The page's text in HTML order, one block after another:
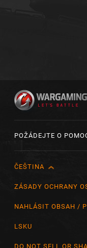
POŽÁDEJTE O
English
Čeština
ČEŠTINA
ZÁSADY OCHRANY
NAHLÁSIT OBSAH /
LSKU
DO NOT SELL OR